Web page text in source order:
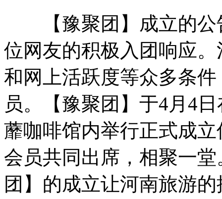
【豫聚团】成立的公
位网友的积极入团响应
和网上活跃度等众多条
员。【豫聚团】于4月4
蘼咖啡馆内举行正式成
会员共同出席，相聚一
团】的成立让河南旅游